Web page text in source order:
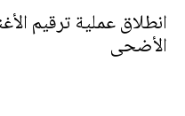
انطلاق عملية ترقيم
الأضحى